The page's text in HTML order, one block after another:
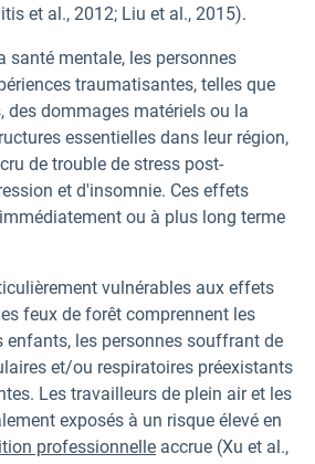
et al., 2012; Liu et al., 2015).
santé mentale, les personnes
traumatisantes, telles que
des dommages matériels ou la
essentielles dans leur région,
de trouble de stress post-
et d'insomnie. Ces effets
ou à plus long terme
vulnérables aux effets
feux de forêt comprennent les
enfants, les personnes souffrant de
et/ou respiratoires préexistants
Les travailleurs de plein air et les
exposés à un risque élevé en
professionnelle accrue (Xu et al.,